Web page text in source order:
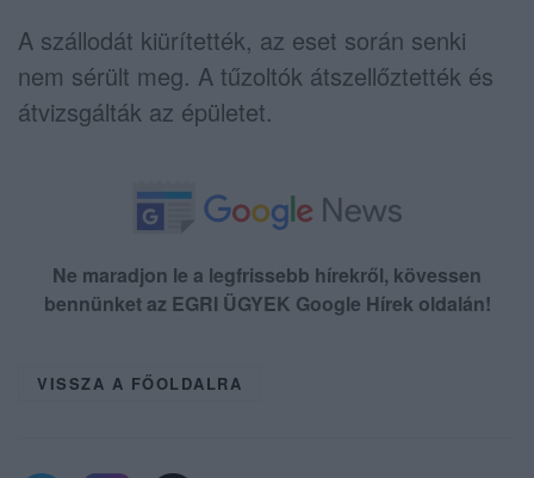
A szállodát kiürítették, az eset során senki
nem sérült meg. A tűzoltók átszellőztették és
átvizsgálták az épületet.
Ne maradjon le a legfrissebb hírekről, kövessen
bennünket az EGRI ÜGYEK Google Hírek oldalán!
VISSZA A FŐOLDALRA